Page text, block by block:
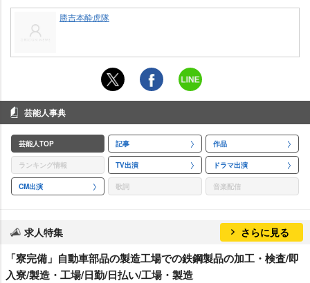
勝吉本酔虎隊
芸能人事典
芸能人TOP 記事 作品
ランキング情報 TV出演 ドラマ出演
CM出演 歌詞 音楽配信
求人特集 さらに見る
「寮完備」自動車部品の製造工場での鉄鋼製品の加工・検査/即
入寮/製造・工場/日勤/日払い/工場・製造